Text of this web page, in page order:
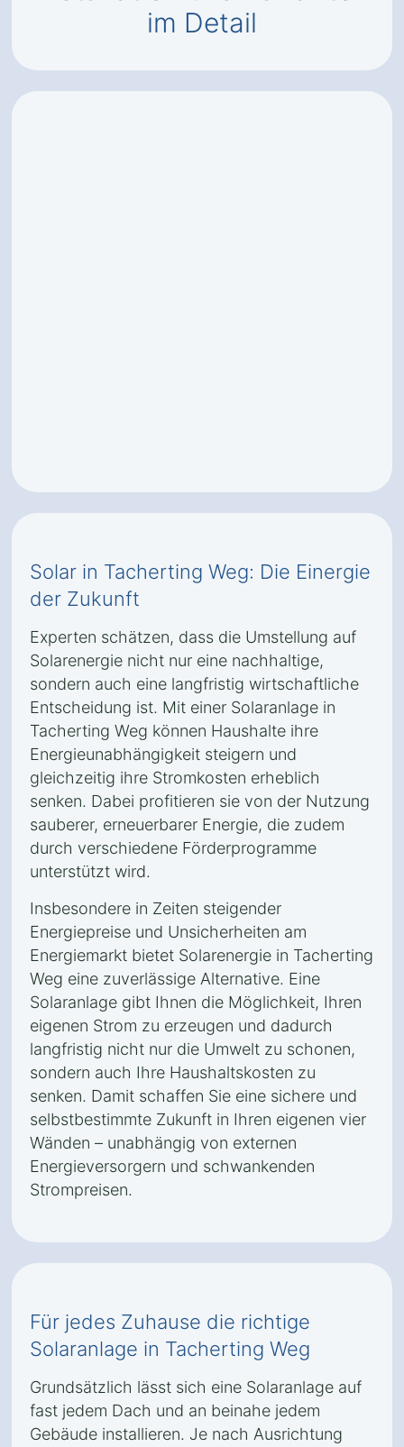
im Detail
Solar in Tacherting Weg: Die Einergie
der Zukunft
Experten schätzen, dass die Umstellung auf
Solarenergie nicht nur eine nachhaltige,
sondern auch eine langfristig wirtschaftliche
Entscheidung ist. Mit einer Solaranlage in
Tacherting Weg können Haushalte ihre
Energieunabhängigkeit steigern und
gleichzeitig ihre Stromkosten erheblich
senken. Dabei profitieren sie von der Nutzung
sauberer, erneuerbarer Energie, die zudem
durch verschiedene Förderprogramme
unterstützt wird.
Insbesondere in Zeiten steigender
Energiepreise und Unsicherheiten am
Energiemarkt bietet Solarenergie in Tacherting
Weg eine zuverlässige Alternative. Eine
Solaranlage gibt Ihnen die Möglichkeit, Ihren
eigenen Strom zu erzeugen und dadurch
langfristig nicht nur die Umwelt zu schonen,
sondern auch Ihre Haushaltskosten zu
senken. Damit schaffen Sie eine sichere und
selbstbestimmte Zukunft in Ihren eigenen vier
Wänden – unabhängig von externen
Energieversorgern und schwankenden
Strompreisen.
Für jedes Zuhause die richtige
Solaranlage in Tacherting Weg
Grundsätzlich lässt sich eine Solaranlage auf
fast jedem Dach und an beinahe jedem
Gebäude installieren. Je nach Ausrichtung